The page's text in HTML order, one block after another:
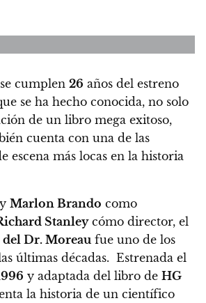
cumplen 26 años del estreno
se ha hecho conocida, no solo
de un libro mega exitoso,
cuenta con una de las
escena más locas en la historia
y Marlon Brando como
Stanleycómo director, el
del Dr. Moreaufue uno de los
últimas décadas. Estrenada el
y adaptada del libro de HG
la historia de un científico